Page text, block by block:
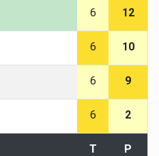
6 12
6 10
6 9
6 2
T P